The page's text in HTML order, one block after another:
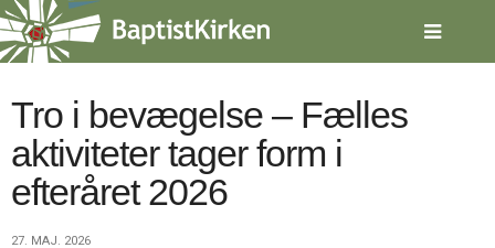
Spring
menu
over
gå
indholdVend
tilbage
1.0:
Forside
Tro i bevægelse – Fælles
aktiviteter tager form i
efteråret 2026
27. MAJ. 2026